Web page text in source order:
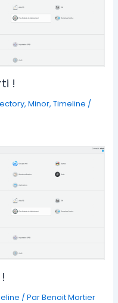
!
,Minor,Timeline /
/ ParBenoit Mortier